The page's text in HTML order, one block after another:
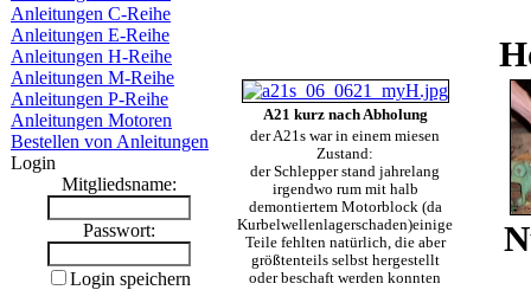
Anleitungen C-Reihe
Anleitungen E-Reihe
Anleitungen H-Reihe
Anleitungen M-Reihe
Anleitungen P-Reihe
Anleitungen Motoren
Bestellen von Anleitungen
Login
Mitgliedsname:
Passwort:
Login speichern
A21 kurz nach Abholung
der A21s war in einem miesen
Zustand:
der Schlepper stand jahrelang
irgendwo rum mit halb
demontiertem Motorblock (da
Kurbelwellenlagerschaden)einige
Teile fehlten natürlich, die aber
größtenteils selbst hergestellt
oder beschaft werden konnten